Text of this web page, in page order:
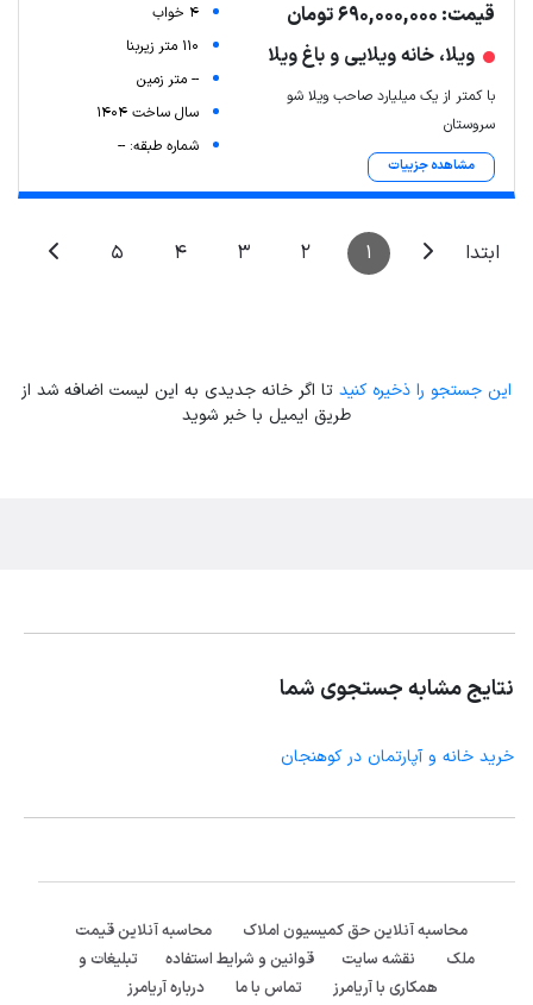
قیمت: 690,000,000 تومان
ویلا، خانه ویلایی و باغ ویلا
با کمتر از یک میلیارد صاحب ویلا شو
سروستان
مشاهده جزییات
4 خواب
110 متر زیربنا
-- متر زمین
سال ساخت 1404
شماره طبقه: --
ابتدا 1
2
3
4
5
این جستجو را ذخیره کنید تا اگر خانه جدیدی به این لیست اضافه شد از
طریق ایمیل با خبر شوید
نتایج مشابه جستجوی شما
خرید خانه و آپارتمان در کوهنجان
محاسبه آنلاین حق کمیسیون املاک
محاسبه آنلاین قیمت
ملک
نقشه سایت قوانین و شرایط استفاده
تبلیغات و
همکاری با آریامرز
تماس با ما درباره آریامرز